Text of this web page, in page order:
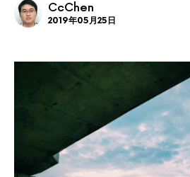
CcChen
2019年05月25日